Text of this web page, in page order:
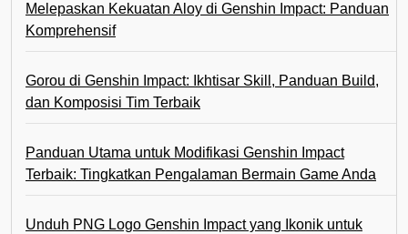
Melepaskan Kekuatan Aloy di Genshin Impact: Panduan
Komprehensif
Gorou di Genshin Impact: Ikhtisar Skill, Panduan Build,
dan Komposisi Tim Terbaik
Panduan Utama untuk Modifikasi Genshin Impact
Terbaik: Tingkatkan Pengalaman Bermain Game Anda
Unduh PNG Logo Genshin Impact yang Ikonik untuk